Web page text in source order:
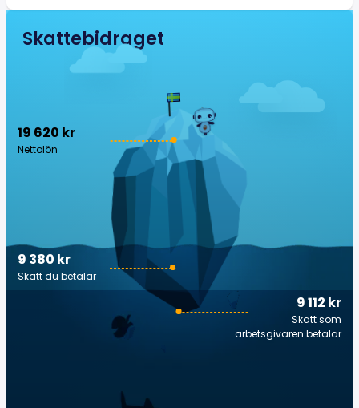
Skattebidraget
19 620 kr
Nettolön
9 112 kr
Skatt som
arbetsgivaren betalar
9 380 kr
Skatt du betalar